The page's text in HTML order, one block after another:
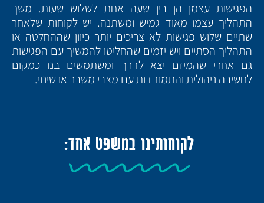
הפגישות עצמן הן בין שעה אחת לשלוש שעות. משך
התהליך עצמו מאוד גמיש ומשתנה. יש לקוחות שלאחר
שתיים שלוש פגישות לא צריכים יותר כיוון שההחלטה או
התהליך הסתיים ויש יזמים שהחליטו להמשיך עם הפגישות
גם אחרי שהמיזם יצא לדרך ומשתמשים בנו כמקום
לחשיבה ניהולית והתמודדות עם מצבי משבר או שינוי.
לקוחותינו במשפט אחד: